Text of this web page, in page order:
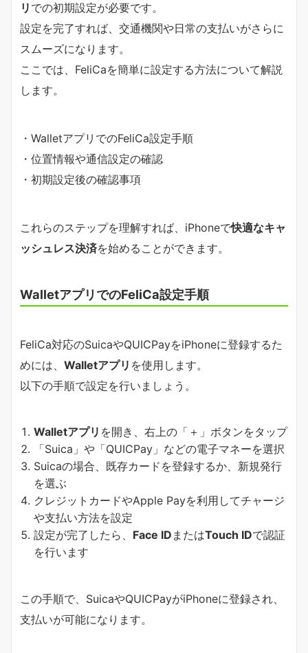
リ での初期設定が必要です。
設定を完了すれば、交通機関や日常の支払いがさらに
スムーズになります。
ここでは、FeliCaを簡単に設定する方法について解説
します。
・WalletアプリでのFeliCa設定手順
・位置情報や通信設定の確認
・初期設定後の確認事項
これらのステップを理解すれば、iPhoneで快適なキャ
ッシュレス決済を始めることができます。
WalletアプリでのFeliCa設定手順
FeliCa対応のSuicaやQUICPayをiPhoneに登録するた
めには、 Walletアプリ を使用します。
以下の手順で設定を行いましょう。
Walletアプリ を開き、右上の「＋」ボタンをタップ
「Suica」や「QUICPay」などの電子マネーを選択
Suicaの場合、既存カードを登録するか、新規発行
を選ぶ
クレジットカードやApple Payを利用してチャージ
や支払い方法を設定
設定が完了したら、 Face ID またはTouch IDで認証
を行います
この手順で、SuicaやQUICPayがiPhoneに登録され、
支払いが可能になります。